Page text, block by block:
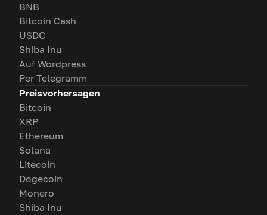
BNB
Bitcoin Cash
USDC
Shiba Inu
Auf Wordpress
Per Telegramm
Preisvorhersagen
Bitcoin
XRP
Ethereum
Solana
Litecoin
Dogecoin
Monero
Shiba Inu